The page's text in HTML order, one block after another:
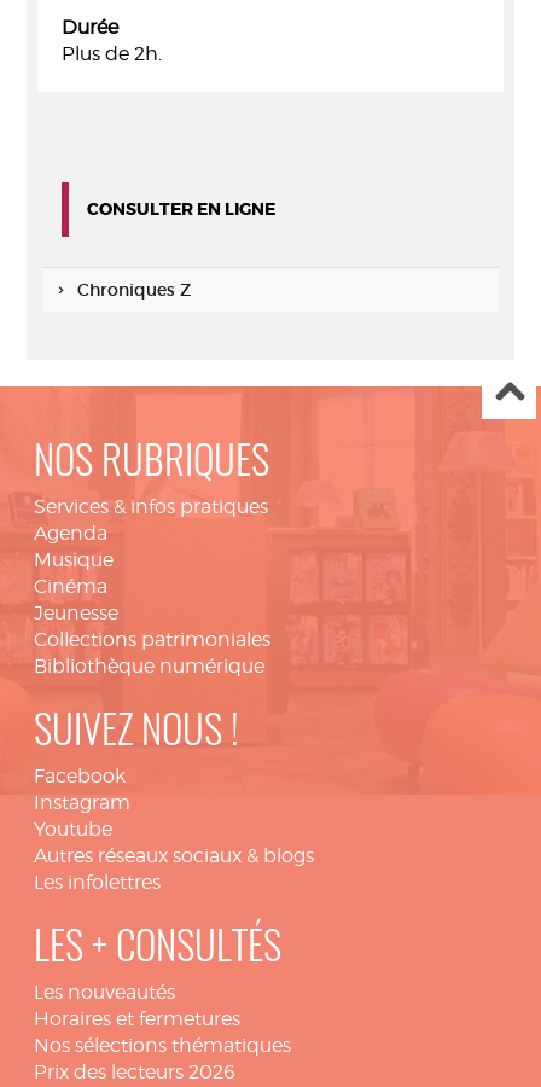
Durée
Plus de 2h.
CONSULTER EN LIGNE
Chroniques Z
NOS RUBRIQUES
Services & infos pratiques
Agenda
Musique
Cinéma
Jeunesse
Collections patrimoniales
Bibliothèque numérique
SUIVEZ NOUS !
Facebook
Instagram
Youtube
Autres réseaux sociaux & blogs
Les infolettres
LES + CONSULTÉS
Les nouveautés
Horaires et fermetures
Nos sélections thématiques
Prix des lecteurs 2026